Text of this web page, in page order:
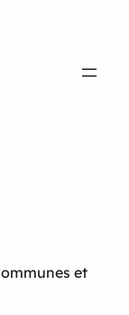
et